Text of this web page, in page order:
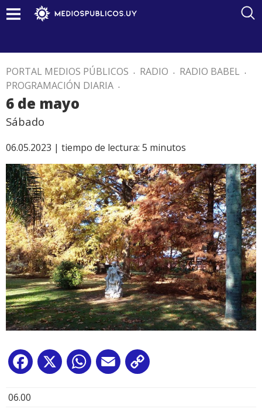
PORTAL MEDIOS PÚBLICOS . RADIO . RADIO BABEL .
PROGRAMACIÓN DIARIA .
6 de mayo
Sábado
06.05.2023 | tiempo de lectura: 5 minutos
Facebook
X WhatsApp
Email
06.00